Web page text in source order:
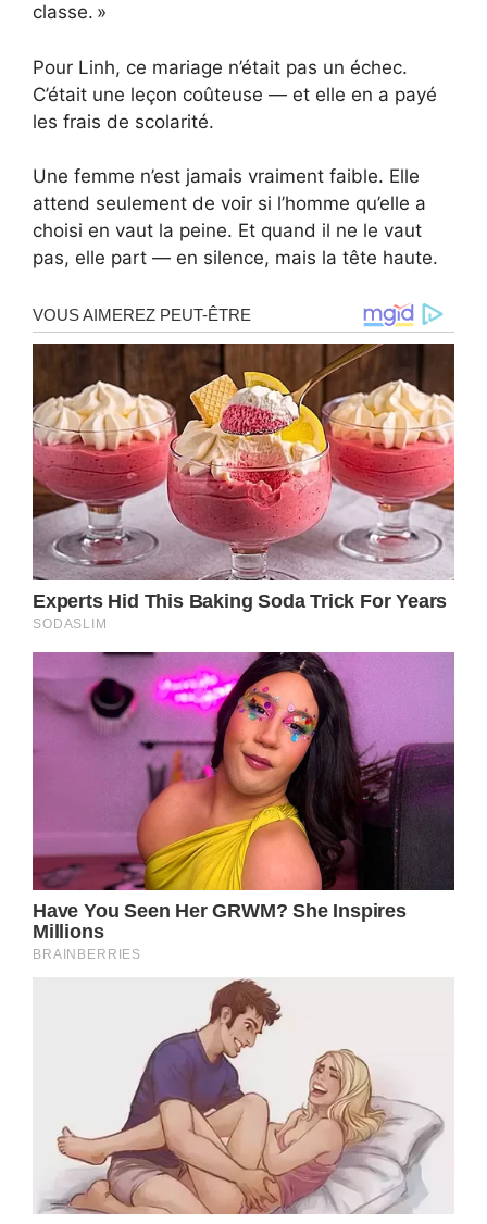
classe. »
Pour Linh, ce mariage n’était pas un échec.
C’était une leçon coûteuse — et elle en a payé
les frais de scolarité.
Une femme n’est jamais vraiment faible. Elle
attend seulement de voir si l’homme qu’elle a
choisi en vaut la peine. Et quand il ne le vaut
pas, elle part — en silence, mais la tête haute.